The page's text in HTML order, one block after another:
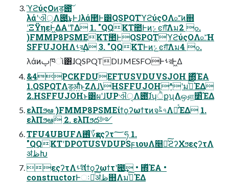
ϓϩύςΟͷड͚౉͠
λάʹଐੑΛ౉͢͜ͱͰɺλά಺Ͱ͸QSPQTϓϩύςΟΛ௨ͯͦ͡ͷ஋
ʹΞΫηεͰ͖ΔΑ͏ʹͳΔ 1. "QQKT಺Ͱͷݺͼग़͠Λมߋ 2.
)FMMP8PSMEKT಺ͰQSPQTϓϩύςΟΛ௨ͯ͡H
SFFUJOHΛࢀর͢Δ 3. "QQKTͰͷݺͼग़͠Λมߋ 4.
λάͷࢠཁૉ͸ɺQSPQTDIJMESFOͰࢀরͰ͖Δ
&4PCKFDUEFTUSVDUVSJOH ΍ͬͯΈΑ͏
1.QSPQTΛड͚औ͍ͬͯͨͱ͜ΖΛɺ\HSFFUJOH^ʹมߋͯ͠ΈΔ
2.HSFFUJOHͱ͸ผʹɺUPଐੑΛ౉͠ɺʮੈքʯΛஔ͖׵͑ͯΈΔ
ελΠϧఆٛ )FMMP8PSMEίϯϙʔωϯτͷจࣈ৭Λม͑ͯΈΔ 1.
ελΠϧఆٛ 2. ελΠϧద༻
TFU4UBUFΛ࢖ͬͨ؆қεςʔτ؅ཧ 1.
"QQKTʹDPOTUSVDUPSϝιουΛ௥Ճͯ͠ϩʔΧϧεςʔτΛ
ॳظԽ
εςʔτΛࢀরͯ͠ίϯϙʔωϯτʹ౉͢ • ΍ͬͯΈΑ͏ •
constructorͰઃఆͨ͠ॳظ஋Λมߋͯ͠ΈΔ